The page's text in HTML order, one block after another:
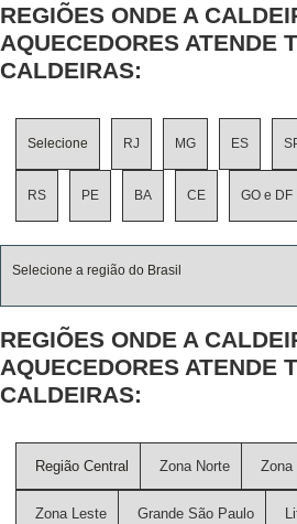
REGIÕES ONDE A
AQUECEDORES ATENDE
CALDEIRAS:
Selecione RJ MG ES
RS PE BA CE GO e DF
Selecione a região do Brasil
REGIÕES ONDE A
AQUECEDORES ATENDE
CALDEIRAS:
Região Central Zona Norte Zona
Zona Leste Grande São Paulo